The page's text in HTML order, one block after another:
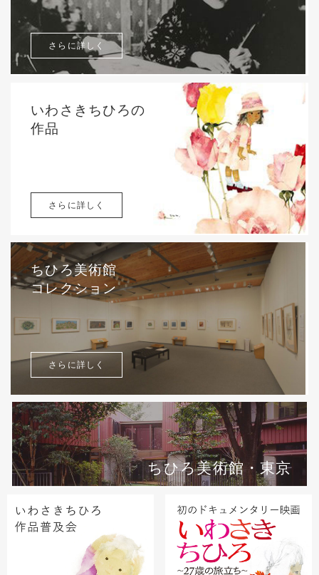
さらに詳しく
いわさきちひろの
作品
さらに詳しく
ちひろ美術館
コレクション
さらに詳しく
ちひろ美術館・東京